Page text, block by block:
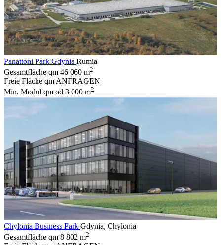
Panattoni Park Gdynia Rumia
Gesamtfläche qm 46 060 m2
Freie Fläche qm ANFRAGEN
Min. Modul qm od 3 000 m2
Chylonia Business Park Gdynia, Chylonia
Gesamtfläche qm 8 802 m2